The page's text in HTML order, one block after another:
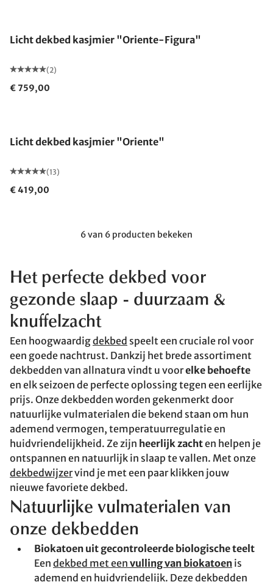
Licht dekbed kasjmier "Oriente-Figura"
(2)
€ 759,00
Licht dekbed kasjmier "Oriente"
(13)
€ 419,00
6 van 6 producten bekeken
Het perfecte dekbed voor
gezonde slaap - duurzaam &
knuffelzacht
Een hoogwaardigdekbed speelt een cruciale rol voor
een goede nachtrust. Dankzij het brede assortiment
dekbedden van allnatura vindt u voorelke behoefte
en elk seizoen de perfecte oplossing tegen een eerlijke
prijs. Onze dekbedden worden gekenmerkt door
natuurlijke vulmaterialen die bekend staan om hun
ademend vermogen, temperatuurregulatie en
huidvriendelijkheid. Ze zijn heerlijk zachten helpen je
ontspannen en natuurlijk in slaap te vallen. Met onze
dekbedwijzervind je met een paar klikken jouw
nieuwe favoriete dekbed.
Natuurlijke vulmaterialen van
onze dekbedden
Biokatoen uit gecontroleerde biologische teelt
Een dekbed met een vulling van biokatoen is
ademend en huidvriendelijk. Deze dekbedden